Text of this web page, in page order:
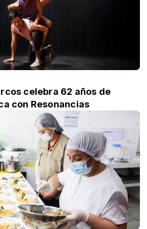
celebra 62 años de
con Resonancias